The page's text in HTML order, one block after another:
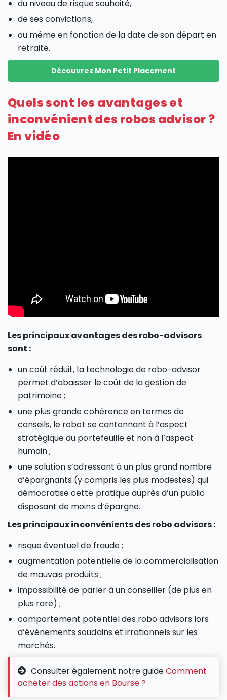
du niveau de risque souhaité,
de ses convictions,
ou même en fonction de la date de son départ en
retraite.
Découvrez Mon Petit Placement
Quels sont les avantages et
inconvénient des robos advisor ?
En vidéo
Les principaux avantages des robo-advisors
sont :
un coût réduit, la technologie de robo-advisor
permet d’abaisser le coût de la gestion de
patrimoine ;
une plus grande cohérence en termes de
conseils, le robot se cantonnant à l’aspect
stratégique du portefeuille et non à l’aspect
humain ;
une solution s’adressant à un plus grand nombre
d’épargnants (y compris les plus modestes) qui
démocratise cette pratique auprès d’un public
disposant de moins d’épargne.
Les principaux inconvénients des robo advisors :
risque éventuel de fraude ;
augmentation potentielle de la commercialisation
de mauvais produits ;
impossibilité de parler à un conseiller (de plus en
plus rare) ;
comportement potentiel des robo advisors lors
d’événements soudains et irrationnels sur les
marchés.
Consulter également notre guideComment
acheter des actions en Bourse ?